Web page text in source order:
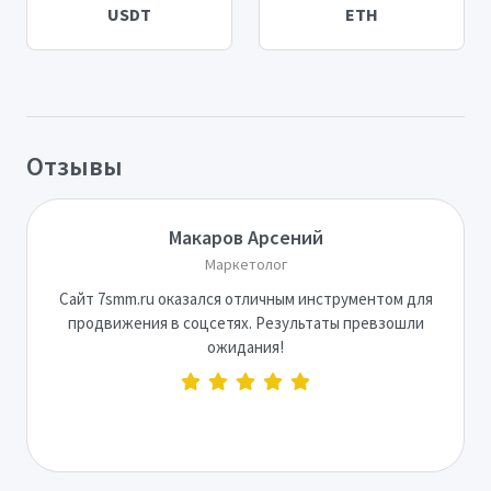
USDT ETH
Отзывы
Макаров Арсений
Маркетолог
Сайт 7smm.ru оказался отличным инструментом для
продвижения в соцсетях. Результаты превзошли
ожидания!